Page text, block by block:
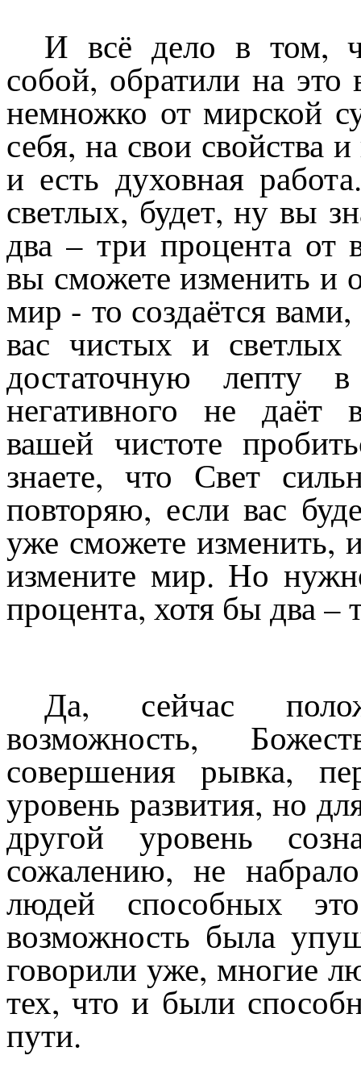
И всё дело в том,
собой, обратили на
немножко от мирской
себя, на свои свойства
и есть духовная
светлых, будет, ну вы
два – три процента от
вы сможете изменить
мир - то создаётся
вас чистых и
достаточную
негативного не даёт
вашей чистоте
знаете, что Свет
повторяю, если вас
уже сможете
измените мир. Но
процента, хотя бы два –
Да, сейчас
возможность,
совершения рывка,
уровень развития, но
другой уровень
сожалению, не
людей способных
возможность была
говорили уже, многие
тех, что и были
пути.